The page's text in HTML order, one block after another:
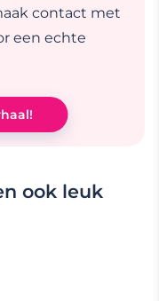
contact met
een echte
ook leuk